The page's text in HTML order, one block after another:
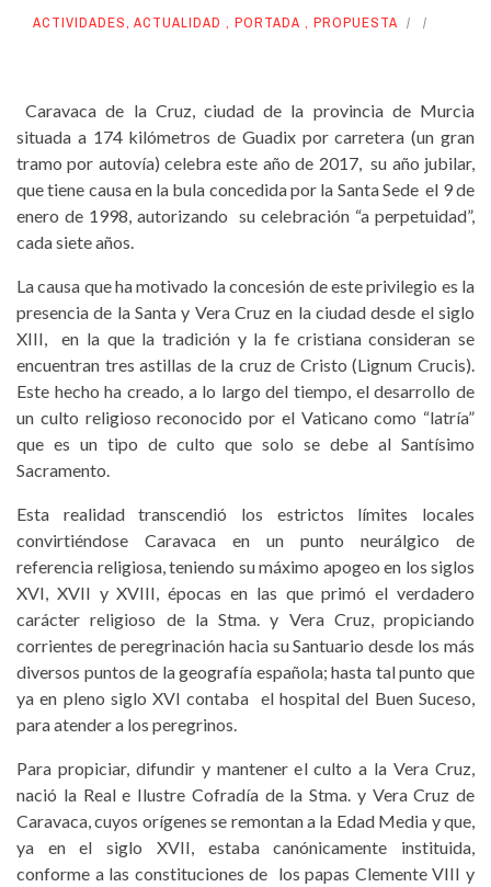
ACTIVIDADES, ACTUALIDAD , PORTADA , PROPUESTA
Caravaca de la Cruz, ciudad de la provincia de Murcia
situada a 174 kilómetros de Guadix por carretera (un gran
tramo por autovía) celebra este año de 2017, su año jubilar,
que tiene causa en la bula concedida por la Santa Sede el 9 de
enero de 1998, autorizando su celebración “a perpetuidad”,
cada siete años.
La causa que ha motivado la concesión de este privilegio es la
presencia de la Santa y Vera Cruz en la ciudad desde el siglo
XIII, en la que la tradición y la fe cristiana consideran se
encuentran tres astillas de la cruz de Cristo (Lignum Crucis).
Este hecho ha creado, a lo largo del tiempo, el desarrollo de
un culto religioso reconocido por el Vaticano como “latría”
que es un tipo de culto que solo se debe al Santísimo
Sacramento.
Esta realidad transcendió los estrictos límites locales
convirtiéndose Caravaca en un punto neurálgico de
referencia religiosa, teniendo su máximo apogeo en los siglos
XVI, XVII y XVIII, épocas en las que primó el verdadero
carácter religioso de la Stma. y Vera Cruz, propiciando
corrientes de peregrinación hacia su Santuario desde los más
diversos puntos de la geografía española; hasta tal punto que
ya en pleno siglo XVI contaba el hospital del Buen Suceso,
para atender a los peregrinos.
Para propiciar, difundir y mantener el culto a la Vera Cruz,
nació la Real e Ilustre Cofradía de la Stma. y Vera Cruz de
Caravaca, cuyos orígenes se remontan a la Edad Media y que,
ya en el siglo XVII, estaba canónicamente instituida,
conforme a las constituciones de los papas Clemente VIII y